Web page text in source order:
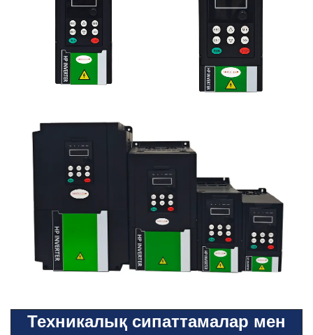
Техникалық сипаттамалар мен